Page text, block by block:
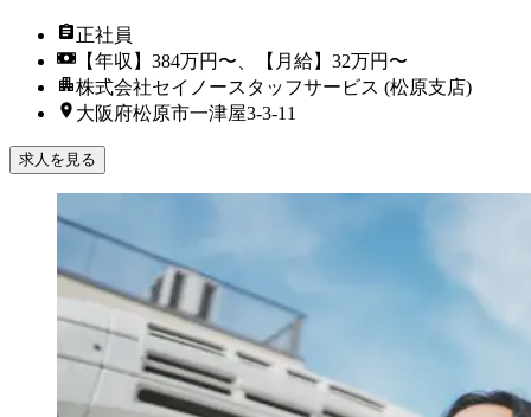
正社員
【年収】384万円〜、【月給】32万円〜
株式会社セイノースタッフサービス (松原支店)
大阪府松原市一津屋3-3-11
求人を見る